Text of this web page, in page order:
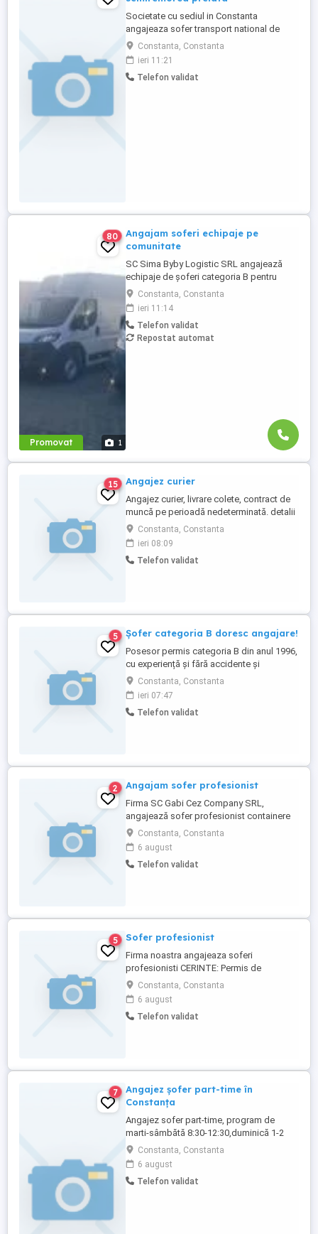
Societate cu sediul in Constanta
angajeaza sofer transport national de
marfa . PENSIONARII SUNT ACCEPTATI.
Se lucreaza in program , fara supratonaj.
Necesar experienta, permis de conducere
categoria C +E, card tahograf valabil
Constanta, Constanta
ieri 11:21
Telefon validat
Promovat 1
80
Angajam soferi echipaje pe
comunitate
SC Sima Byby Logistic SRL angajează
echipaje de șoferi categoria B pentru
transport internațional (comunitate)!
Căutăm echipaje formate din 2 șoferi,
posesori ai permisului categoria B, pentru
transport internațional de marfă. Oferim:
Salariu între 1.800 și 2.200 Program: 2 luni
Constanta, Constanta
ieri 11:14
Telefon validat
Repostat automat
15 Angajez curier
Angajez curier, livrare colete, contract de
muncă pe perioadă nedeterminată. detalii
nr de telefon
Constanta, Constanta
ieri 08:09
Telefon validat
5 Șofer categoria B doresc angajare!
Posesor permis categoria B din anul 1996,
cu experiență și fără accidente și
evenimente sunt disponibil zilnic
Constanța, București și alte orașe,
împrejurimi, județ, etc...Data nașterii 1
Martie 1977. Căsătorit, 1 copil.Stagiul
Constanta, Constanta
ieri 07:47
Telefon validat
2 Angajam sofer profesionist
Firma SC Gabi Cez Company SRL,
angajează sofer profesionist containere
Rog seriozitate Alina
Constanta, Constanta
6 august
Telefon validat
5 Sofer profesionist
Firma noastra angajeaza soferi
profesionisti CERINTE: Permis de
conducere categoria B, C, E Atestat de
marfa Card Tahograf Seriozitate,
Punctualitate, Disponibilitate Conditii: Loc
de munca excelent, mediu de lucru linistit,
Constanta, Constanta
6 august
Telefon validat
7
Angajez şofer part-time în
Constanța
Angajez sofer part-time, program de
marti-sâmbătă 8:30-12:30,duminică 1-2
drumuri dimineața, postul presupune
transportul produselor de la laborator la
punctul de vânzare, aprovizionare Metro si
diverse cumparaturi necesare actuvitații
Constanta, Constanta
6 august
Telefon validat